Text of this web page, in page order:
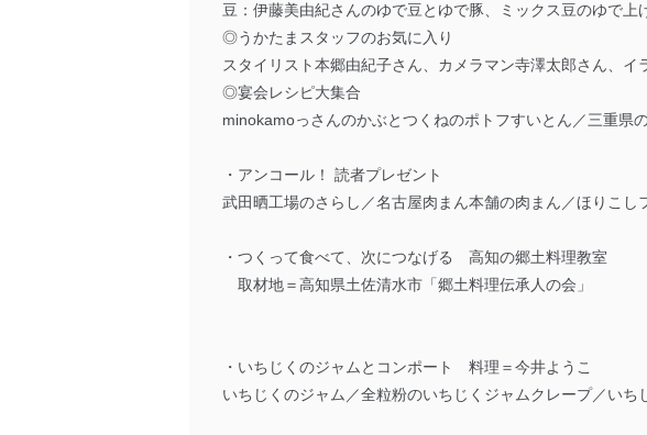
豆：伊藤美由紀さんのゆで豆とゆで豚、ミックス豆のゆで
◎うかたまスタッフのお気に入り
スタイリスト本郷由紀子さん、カメラマン寺澤太郎さん、
◎宴会レシピ大集合
minokamoっさんのかぶとつくねのポトフすいとん／三重県
・アンコール！ 読者プレゼント
武田晒工場のさらし／名古屋肉まん本舗の肉まん／ほりこ
・つくって食べて、次につなげる 高知の郷土料理教室
取材地＝高知県土佐清水市「郷土料理伝承人の会」
・いちじくのジャムとコンポート 料理＝今井ようこ
いちじくのジャム／全粒粉のいちじくジャムクレープ／い